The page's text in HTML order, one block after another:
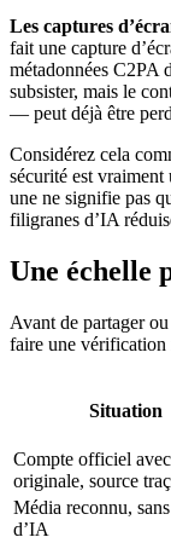
Les captures
fait une capture
métadonnées C2PA
subsister, mais le
— peut déjà être
Considérez cela
sécurité est
une ne signifie pas
filigranes d’IA
Une échelle
Avant de partager
faire une vérification
Situation
Compte officiel
originale, source
Média reconnu,
d’IA